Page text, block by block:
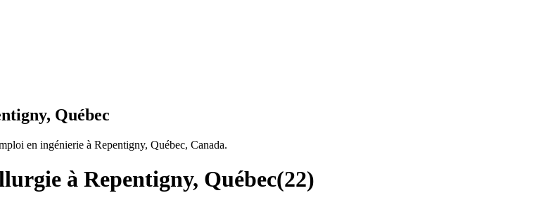
Québec
en ingénierie à Repentigny, Québec, Canada.
à Repentigny, Québec(22)